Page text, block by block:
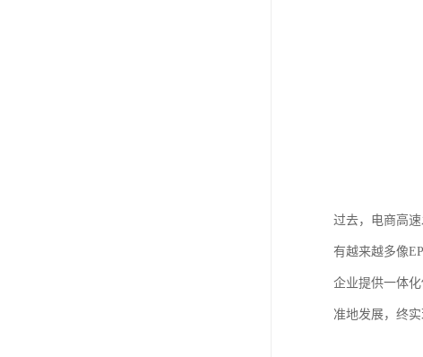
过去，电商高
有越来越多像
企业提供一体
准地发展，终实